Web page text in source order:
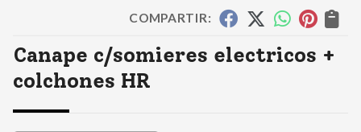
COMPARTIR:
Canape c/somieres electricos +
colchones HR